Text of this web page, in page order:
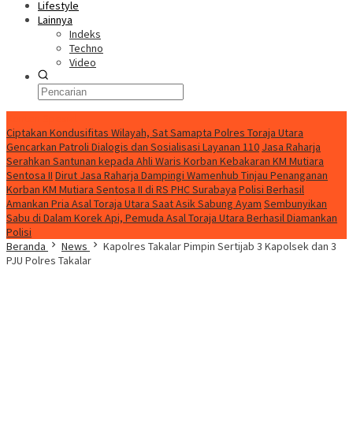
Lifestyle
Lainnya
Indeks
Techno
Video
Ciptakan Kondusifitas Wilayah, Sat Samapta Polres Toraja Utara
Gencarkan Patroli Dialogis dan Sosialisasi Layanan 110 Jasa Raharja
Serahkan Santunan kepada Ahli Waris Korban Kebakaran KM Mutiara
Sentosa II Dirut Jasa Raharja Dampingi Wamenhub Tinjau Penanganan
Korban KM Mutiara Sentosa II di RS PHC Surabaya Polisi Berhasil
Amankan Pria Asal Toraja Utara Saat Asik Sabung Ayam Sembunyikan
Sabu di Dalam Korek Api, Pemuda Asal Toraja Utara Berhasil Diamankan
Polisi
Beranda
News
Kapolres Takalar Pimpin Sertijab 3 Kapolsek dan 3
PJU Polres Takalar